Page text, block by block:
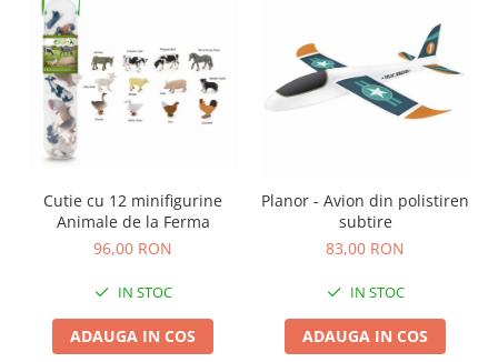
Carti pentru copii 3 ani
Carti pentru copii 4 ani
Carti pentru copii 5 ani
Carti pentru copii 6 ani
Carti pentru copii 8 ani
Carticele interactive
Cadouri copii
Cutii muzicale
Idei cadou fetite
Cutie cu 12 minifigurine
Animale de la Ferma
96,00 RON
IN STOC
ADAUGA IN COS
Planor - Avion din polistiren
subtire
83,00 RON
IN STOC
ADAUGA IN COS